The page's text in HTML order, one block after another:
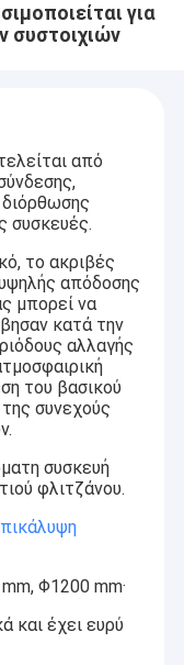
για
συστοιχιών
από
συσκευές.
το ακριβές
απόδοσης
μπορεί να
κατά την
αλλαγής
του βασικού
συνεχούς
συσκευή
φλιτζάνου.
Φ1200 mm·
και έχει ευρύ